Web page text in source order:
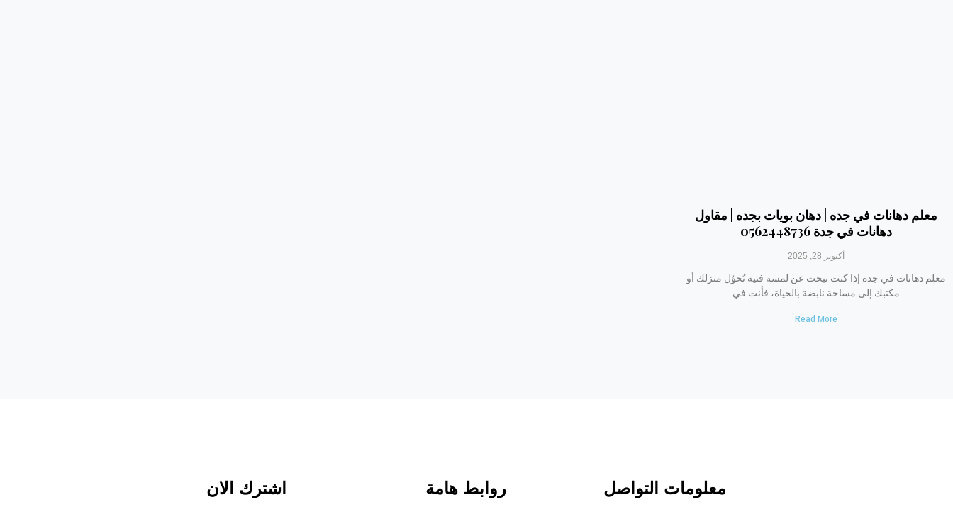
معلم دهانات في جده | دهان بويات بجده | مقاول
دهانات في جدة 0562448736
أكتوبر 28, 2025
معلم دهانات في جده إذا كنت تبحث عن لمسة فنية تُحوّل منزلك أو
مكتبك إلى مساحة نابضة بالحياة، فأنت في
Read More
معلومات التواصل روابط هامة اشترك الان